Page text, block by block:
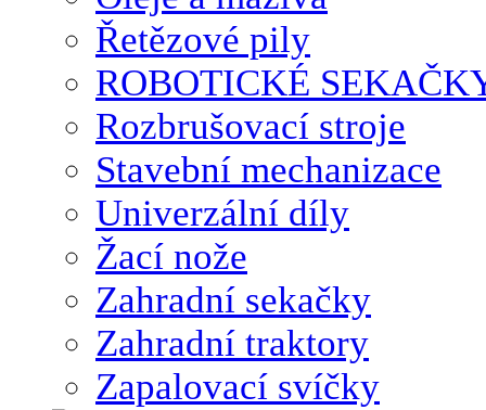
Řetězové pily
ROBOTICKÉ
Rozbrušovací stroje
Stavební mechanizace
Univerzální díly
Žací nože
Zahradní sekačky
Zahradní traktory
Zapalovací svíčky